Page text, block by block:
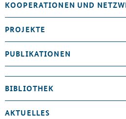
KOOPERATIONEN UND
PROJEKTE
PUBLIKATIONEN
BIBLIOTHEK
AKTUELLES